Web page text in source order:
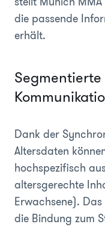
die passende
erhält.
Dank der
Altersdaten
hochspezifisch
altersgerechte
Erwachsene).
die Bindung zum